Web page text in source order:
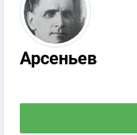
Арсеньев